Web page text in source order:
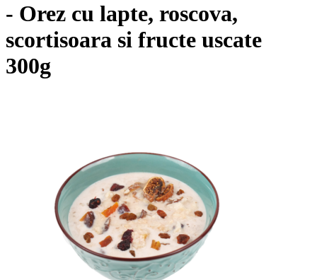
- Orez cu lapte, roscova,
scortisoara si fructe uscate
300g